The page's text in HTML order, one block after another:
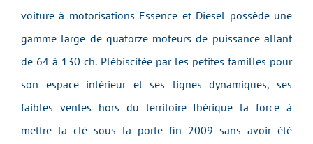
voiture à motorisations Essence et Diesel possède une
gamme large de quatorze moteurs de puissance allant
de 64 à 130 ch. Plébiscitée par les petites familles pour
son espace intérieur et ses lignes dynamiques, ses
faibles ventes hors du territoire Ibérique la force à
mettre la clé sous la porte fin 2009 sans avoir été